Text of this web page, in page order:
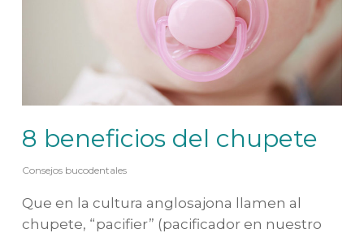
8 beneficios del chupete
Consejos bucodentales
Que en la cultura anglosajona llamen al
chupete, “pacifier” (pacificador en nuestro